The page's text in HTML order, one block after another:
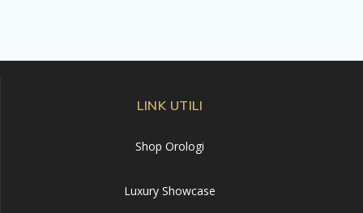
LINK UTILI
Shop Orologi
Luxury Showcase